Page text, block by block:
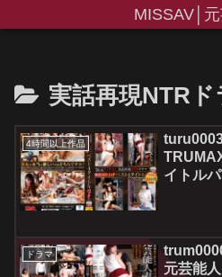
MISSAV│
実話再現NTRド
4時間以上作品
イトルパ
ドラマ
元芸能